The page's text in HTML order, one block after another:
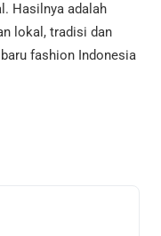
Hasilnya adalah
lokal, tradisi dan
fashion Indonesia